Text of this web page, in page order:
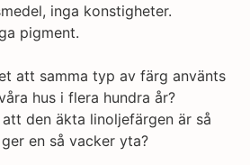
inga konstigheter.
pigment.
att samma typ av färg använts
hus i flera hundra år?
den äkta linoljefärgen är så
en så vacker yta?